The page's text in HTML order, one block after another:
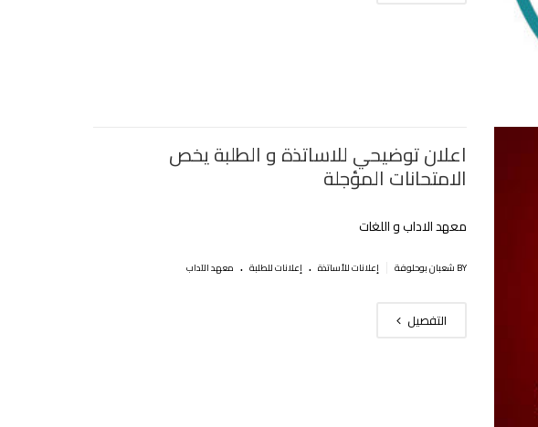
اعلان توضيحي للاساتذة و الطلبة يخص
الامتحانات المؤجلة
معهد الاداب و اللغات
BY شعبان بوحلوفة إعلانات للأساتذة . إعلانات للطلبة . معهد الآداب
التفصيل